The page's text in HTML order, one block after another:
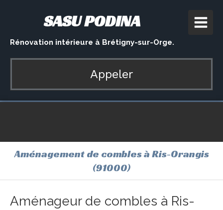
SASU PODINA
Rénovation intérieure à Brétigny-sur-Orge.
Appeler
Aménagement de combles à Ris-Orangis
(91000)
Aménageur de combles à Ris-